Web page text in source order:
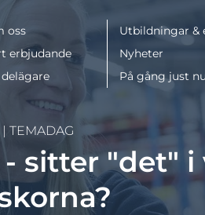
oss
erbjudande
Utbildningar &
Nyheter
På gång just nu
TEMADAG
sitter "det" i